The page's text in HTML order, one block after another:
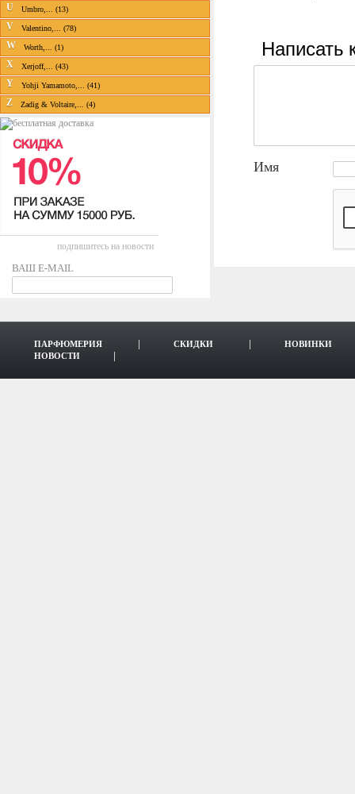
U Umbro,... (13)
V Valentino,... (78)
W Worth,... (1)
X Xerjoff,... (43)
Y Yohji Yamamoto,... (41)
Z Zadig & Voltaire,... (4)
подпишитесь на новости
ВАШ E-MAIL
Написать
Имя
ПАРФЮМЕРИЯ СКИДКИ
НОВИНКИ
НОВОСТИ